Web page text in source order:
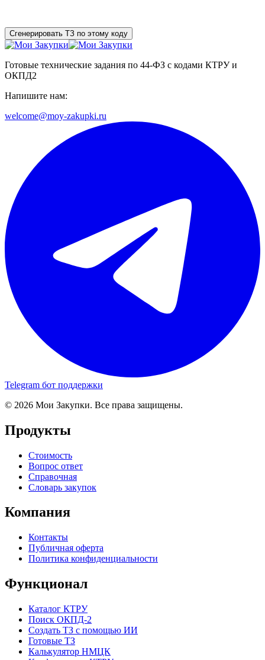
Сгенерировать ТЗ по этому коду
Готовые технические задания по 44-ФЗ с кодами КТРУ и
ОКПД2
Напишите нам:
welcome@moy-zakupki.ru
Telegram бот поддержки
© 2026 Мои Закупки. Все права защищены.
Продукты
Стоимость
Вопрос ответ
Справочная
Словарь закупок
Компания
Контакты
Публичная оферта
Политика конфиденциальности
Функционал
Каталог КТРУ
Поиск ОКПД-2
Создать ТЗ с помощью ИИ
Готовые ТЗ
Калькулятор НМЦК